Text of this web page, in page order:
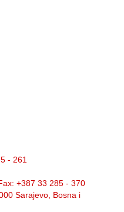
- 261
+387 33 285 - 370
Sarajevo, Bosna i